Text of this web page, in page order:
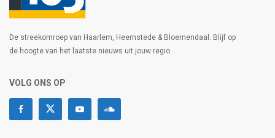
De streekomroep van Haarlem, Heemstede & Bloemendaal. Blijf op
de hoogte van het laatste nieuws uit jouw regio.
VOLG ONS OP